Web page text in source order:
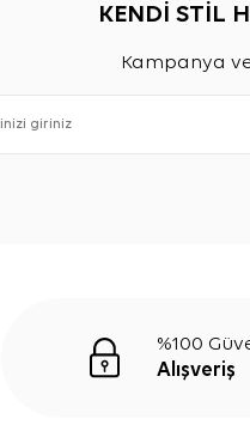
KENDİ STİL
Kampanya
%100
Alışveriş